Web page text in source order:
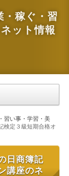
稼ぐ・習
ット情報
習い事・学習・美
検定３級短期合格オ
日商簿記
講座のネ